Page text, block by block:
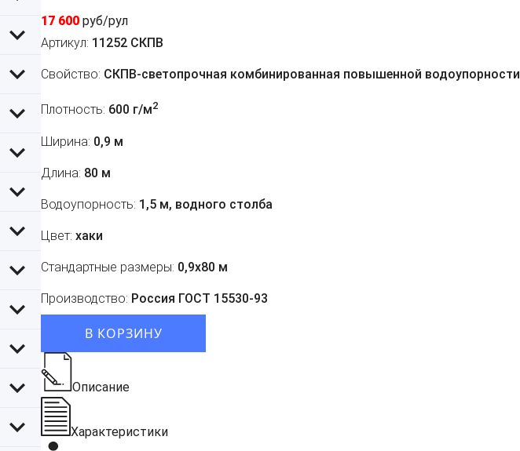
17 600 руб/рул
Артикул: 11252 СКПВ
Свойство: СКПВ-светопрочная комбинированная повышенной водоупорности
Плотность: 600 г/м2
Ширина: 0,9 м
Длина: 80 м
Водоупорность: 1,5 м, водного столба
Цвет: хаки
Стандартные размеры: 0,9х80 м
Производство: Россия ГОСТ 15530-93
В КОРЗИНУ
Описание
Характеристики